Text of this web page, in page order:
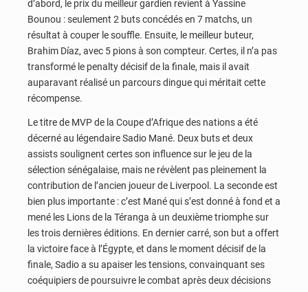
d’abord, le prix du meilleur gardien revient à Yassine
Bounou : seulement 2 buts concédés en 7 matchs, un
résultat à couper le souffle. Ensuite, le meilleur buteur,
Brahim Díaz, avec 5 pions à son compteur. Certes, il n’a pas
transformé le penalty décisif de la finale, mais il avait
auparavant réalisé un parcours dingue qui méritait cette
récompense.
Le titre de MVP de la Coupe d’Afrique des nations a été
décerné au légendaire Sadio Mané. Deux buts et deux
assists soulignent certes son influence sur le jeu de la
sélection sénégalaise, mais ne révèlent pas pleinement la
contribution de l’ancien joueur de Liverpool. La seconde est
bien plus importante : c’est Mané qui s’est donné à fond et a
mené les Lions de la Téranga à un deuxième triomphe sur
les trois dernières éditions. En dernier carré, son but a offert
la victoire face à l’Égypte, et dans le moment décisif de la
finale, Sadio a su apaiser les tensions, convainquant ses
coéquipiers de poursuivre le combat après deux décisions